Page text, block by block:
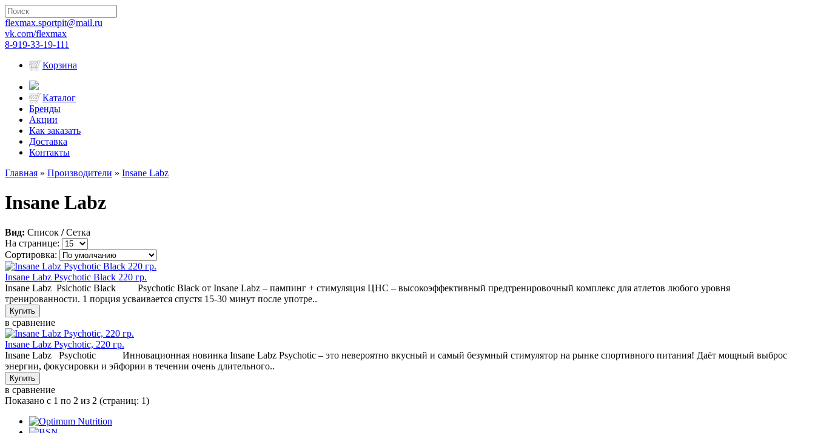
flexmax.sportpit@mail.ru
vk.com/flexmax
8-919-33-19-111
Корзина
Каталог
Бренды
Акции
Как заказать
Доставка
Контакты
Главная » Производители » Insane Labz
Insane Labz
Вид: Список / Сетка
На странице:
Сортировка:
Insane Labz Psychotic Black 220 гр.
Insane Labz Psichotic Black Psychotic Black от Insane Labz – пампинг + стимуляция ЦНС – высокоэффективный предтренировочный комплекс для атлетов любого уровня
тренированности. 1 порция усваивается спустя 15-30 минут после употре..
в сравнение
Insane Labz Psychotic, 220 гр.
Insane Labz Psychotic Инновационная новинка Insane Labz Psychotic – это невероятно вкусный и самый безумный стимулятор на рынке спортивного питания! Даёт мощный выброс
энергии, фокусировки и эйфории в течении очень длительного..
в сравнение
Показано с 1 по 2 из 2 (страниц: 1)